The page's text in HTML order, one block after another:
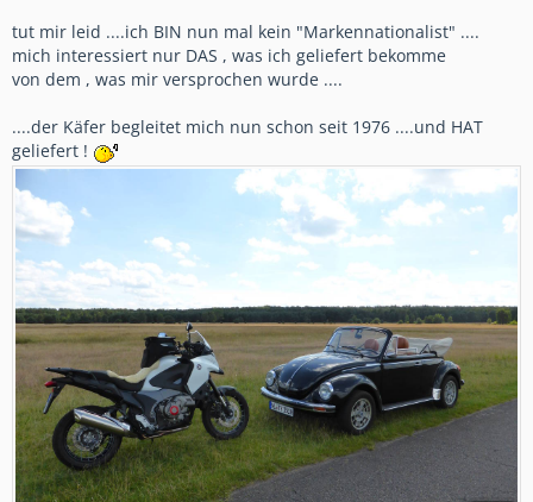
CR500 mit 121kg genommen). Wenn die Gabel vernünftig
ansprechen würde, wäre ich schon zufrieden.
Ich erfreue mich weiterhin am DCT und V4 und hoffe, daß
immer das Mopped dann heißt) weiterhin ein DCT anbietet.
Tja, so unterschiedlich sind die Empfindungen.
Gruß Frank
tut mir leid ....ich BIN nun mal kein "Markennationalist" ....
mich interessiert nur DAS , was ich geliefert bekomme
von dem , was mir versprochen wurde ....
....der Käfer begleitet mich nun schon seit 1976 ....und HAT
geliefert !